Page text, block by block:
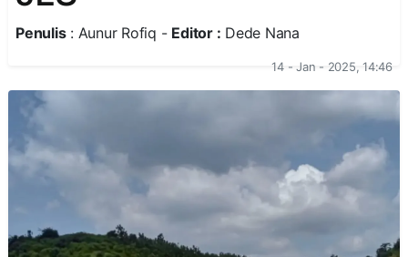
Penulis: Aunur Rofiq - Editor : Dede Nana
14 - Jan - 2025, 14:46